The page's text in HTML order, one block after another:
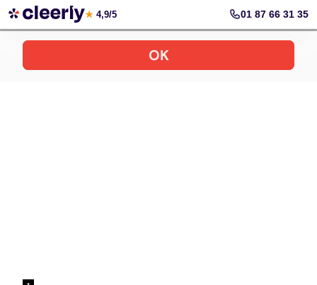
Votre simulation gratuite et personnalisée
★ 4,9/5 01 87 66 31 35